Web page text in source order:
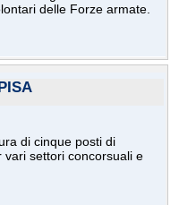
delle Forze armate.
di cinque posti di
settori concorsuali e